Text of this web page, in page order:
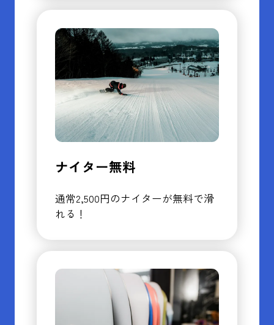
ナイター無料
通常2,500円のナイターが無料で滑
れる！